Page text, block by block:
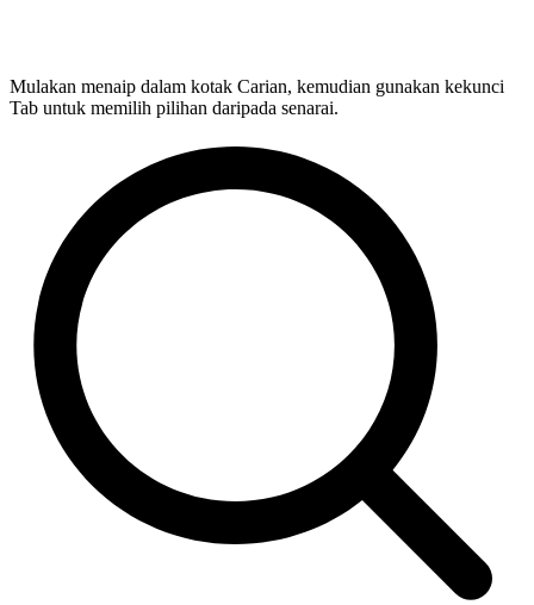
Mulakan menaip dalam kotak Carian, kemudian gunakan kekunci
Tab untuk memilih pilihan daripada senarai.